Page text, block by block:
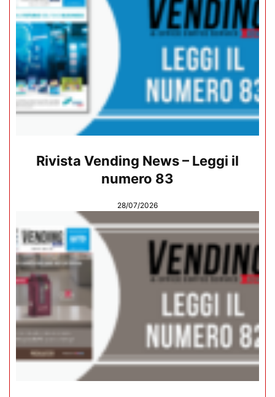
Rivista Vending News – Leggi il
numero 83
28/07/2026